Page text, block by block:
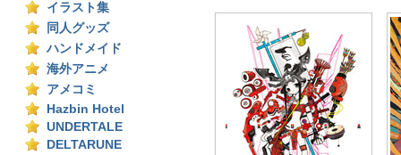
イラスト集
同人グッズ
ハンドメイド
海外アニメ
アメコミ
Hazbin Hotel
UNDERTALE
DELTARUNE